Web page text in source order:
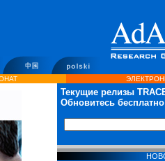
Текущие релизы
Обновитесь